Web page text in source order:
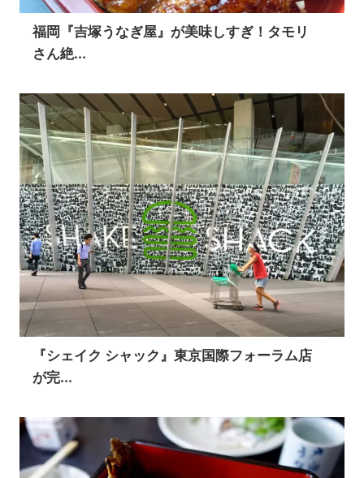
福岡『吉塚うなぎ屋』が美味しすぎ！タモリ
さん絶...
『シェイク シャック』東京国際フォーラム店
が完...